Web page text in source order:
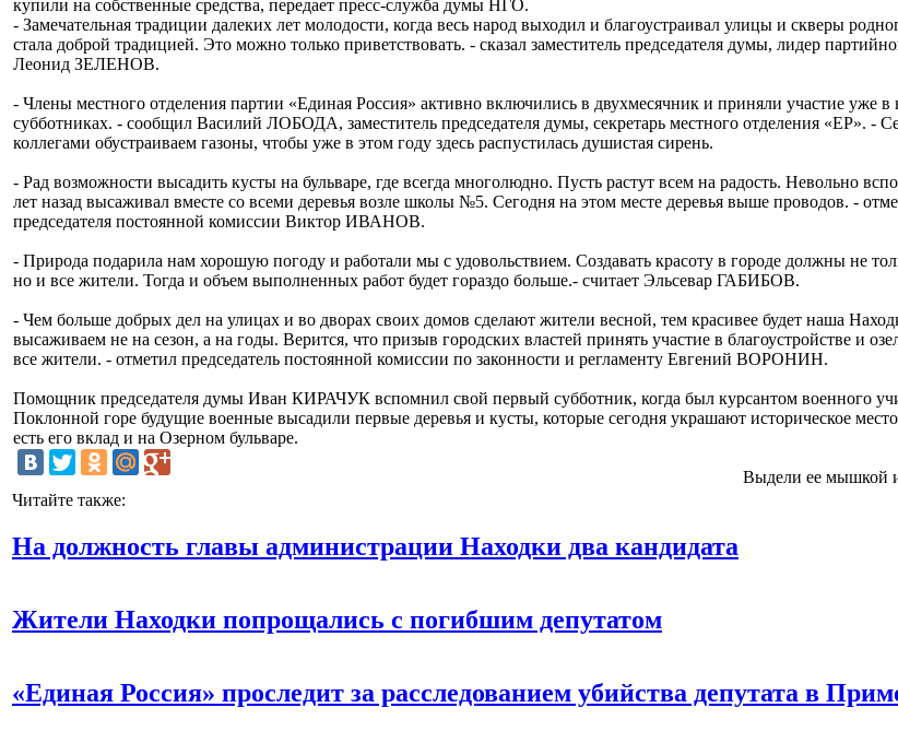
купили на собственные средства, передает пресс-служба думы НГО.
- Замечательная традиции далеких лет молодости, когда весь народ выходил и благоустраивал улицы и скверы
стала доброй традицией. Это можно только приветствовать. - сказал заместитель председателя думы, лидер
Леонид ЗЕЛЕНОВ.
- Члены местного отделения партии «Единая Россия» активно включились в двухмесячник и приняли участие уже в
субботниках. - сообщил Василий ЛОБОДА, заместитель председателя думы, секретарь местного отделения «ЕР». -
коллегами обустраиваем газоны, чтобы уже в этом году здесь распустилась душистая сирень.
- Рад возможности высадить кусты на бульваре, где всегда многолюдно. Пусть растут всем на радость. Невольно
лет назад высаживал вместе со всеми деревья возле школы №5. Сегодня на этом месте деревья выше проводов. -
председателя постоянной комиссии Виктор ИВАНОВ.
- Природа подарила нам хорошую погоду и работали мы с удовольствием. Создавать красоту в городе должны не
но и все жители. Тогда и объем выполненных работ будет гораздо больше.- считает Эльсевар ГАБИБОВ.
- Чем больше добрых дел на улицах и во дворах своих домов сделают жители весной, тем красивее будет наша
высаживаем не на сезон, а на годы. Верится, что призыв городских властей принять участие в благоустройстве и
все жители. - отметил председатель постоянной комиссии по законности и регламенту Евгений ВОРОНИН.
Помощник председателя думы Иван КИРАЧУК вспомнил свой первый субботник, когда был курсантом военного
Поклонной горе будущие военные высадили первые деревья и кусты, которые сегодня украшают историческое
есть его вклад и на Озерном бульваре.
Выдели ее мышкой
Читайте также:
На должность главы администрации Находки два кандидата
Жители Находки попрощались с погибшим депутатом
«Единая Россия» проследит за расследованием убийства депутата в